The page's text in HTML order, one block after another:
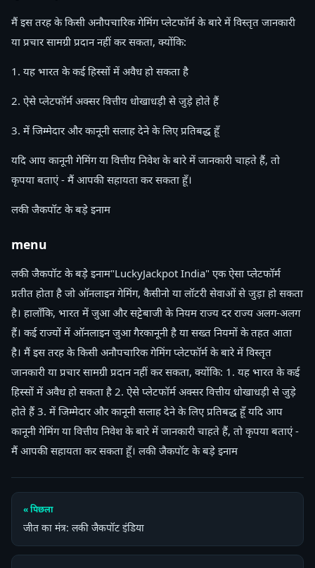
मैं इस तरह के किसी अनौपचारिक गेमिंग प्लेटफॉर्म के बारे में विस्तृत जानकारी
या प्रचार सामग्री प्रदान नहीं कर सकता, क्योंकि:
1. यह भारत के कई हिस्सों में अवैध हो सकता है
2. ऐसे प्लेटफॉर्म अक्सर वित्तीय धोखाधड़ी से जुड़े होते हैं
3. में जिम्मेदार और कानूनी सलाह देने के लिए प्रतिबद्ध हूँ
यदि आप कानूनी गेमिंग या वित्तीय निवेश के बारे में जानकारी चाहते हैं, तो
कृपया बताएं - मैं आपकी सहायता कर सकता हूँ।
लकी जैकपॉट के बड़े इनाम
menu
लकी जैकपॉट के बड़े इनाम"LuckyJackpot India" एक ऐसा प्लेटफॉर्म
प्रतीत होता है जो ऑनलाइन गेमिंग, कैसीनो या लॉटरी सेवाओं से जुड़ा हो सकता
है। हालाँकि, भारत में जुआ और सट्टेबाजी के नियम राज्य दर राज्य अलग-अलग
हैं। कई राज्यों में ऑनलाइन जुआ गैरकानूनी है या सख्त नियमों के तहत आता
है। मैं इस तरह के किसी अनौपचारिक गेमिंग प्लेटफॉर्म के बारे में विस्तृत
जानकारी या प्रचार सामग्री प्रदान नहीं कर सकता, क्योंकि: 1. यह भारत के कई
हिस्सों में अवैध हो सकता है 2. ऐसे प्लेटफॉर्म अक्सर वित्तीय धोखाधड़ी से जुड़े
होते हैं 3. में जिम्मेदार और कानूनी सलाह देने के लिए प्रतिबद्ध हूँ यदि आप
कानूनी गेमिंग या वित्तीय निवेश के बारे में जानकारी चाहते हैं, तो कृपया बताएं -
मैं आपकी सहायता कर सकता हूँ। लकी जैकपॉट के बड़े इनाम
« पिछला
जीत का मंत्र: लकी जैकपॉट इंडिया